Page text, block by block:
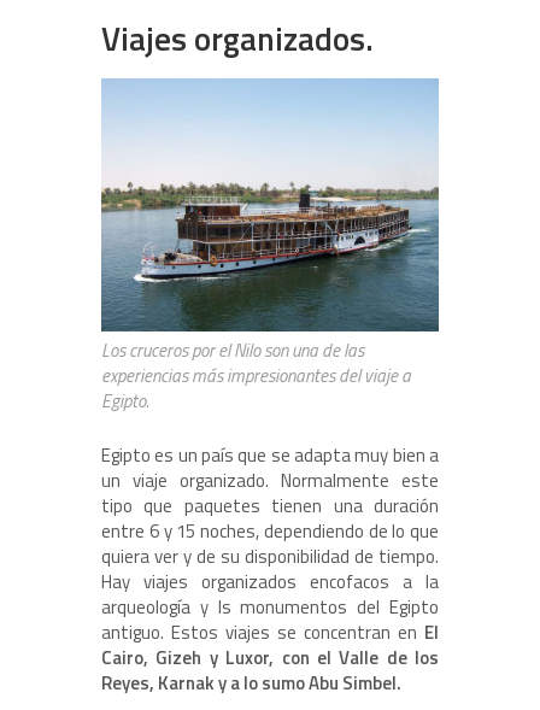
Viajes organizados.
Los cruceros por el Nilo son una de las
experiencias más impresionantes del viaje a
Egipto.
Egipto es un país que se adapta muy bien a
un viaje organizado. Normalmente este
tipo que paquetes tienen una duración
entre 6 y 15 noches, dependiendo de lo que
quiera ver y de su disponibilidad de tiempo.
Hay viajes organizados encofacos a la
arqueología y ls monumentos del Egipto
antiguo. Estos viajes se concentran en El
Cairo, Gizeh y Luxor, con el Valle de los
Reyes, Karnak y a lo sumo Abu Simbel.